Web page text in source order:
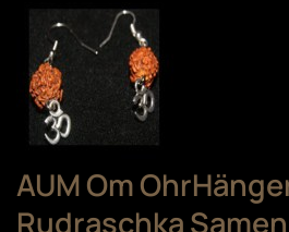
AUM Om
Rudraschka Samen